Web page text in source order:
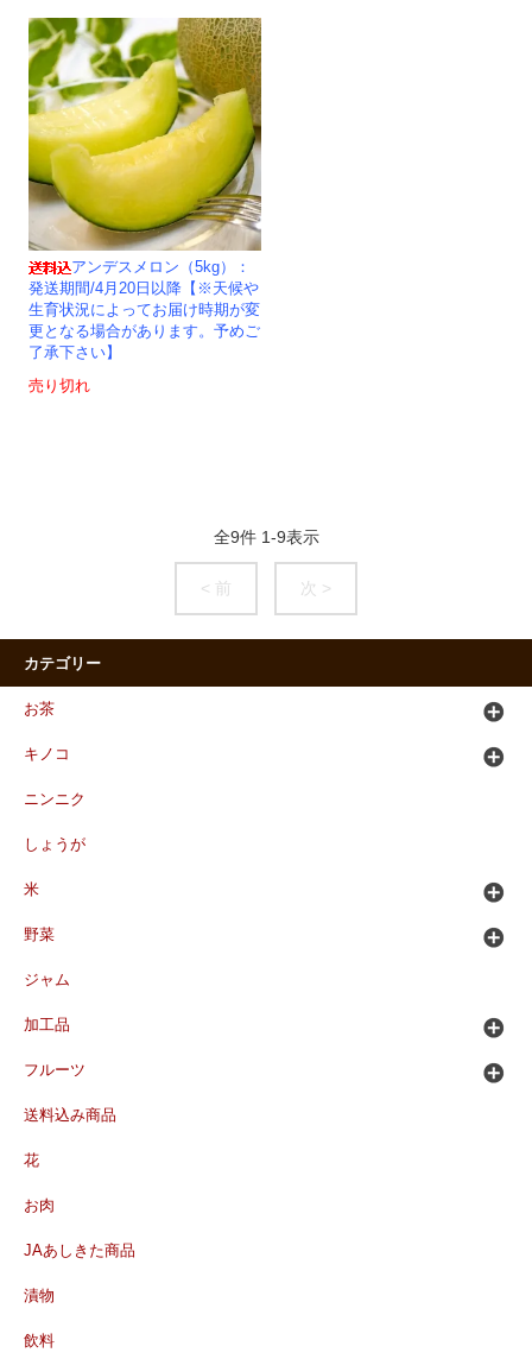
アンデスメロン（5kg）：
発送期間/4月20日以降【※天候や
生育状況によってお届け時期が変
更となる場合があります。予めご
了承下さい】
売り切れ
全9件 1-9表示
< 前 次 >
カテゴリー
お茶
キノコ
ニンニク
しょうが
米
野菜
ジャム
加工品
フルーツ
送料込み商品
花
お肉
JAあしきた商品
漬物
飲料